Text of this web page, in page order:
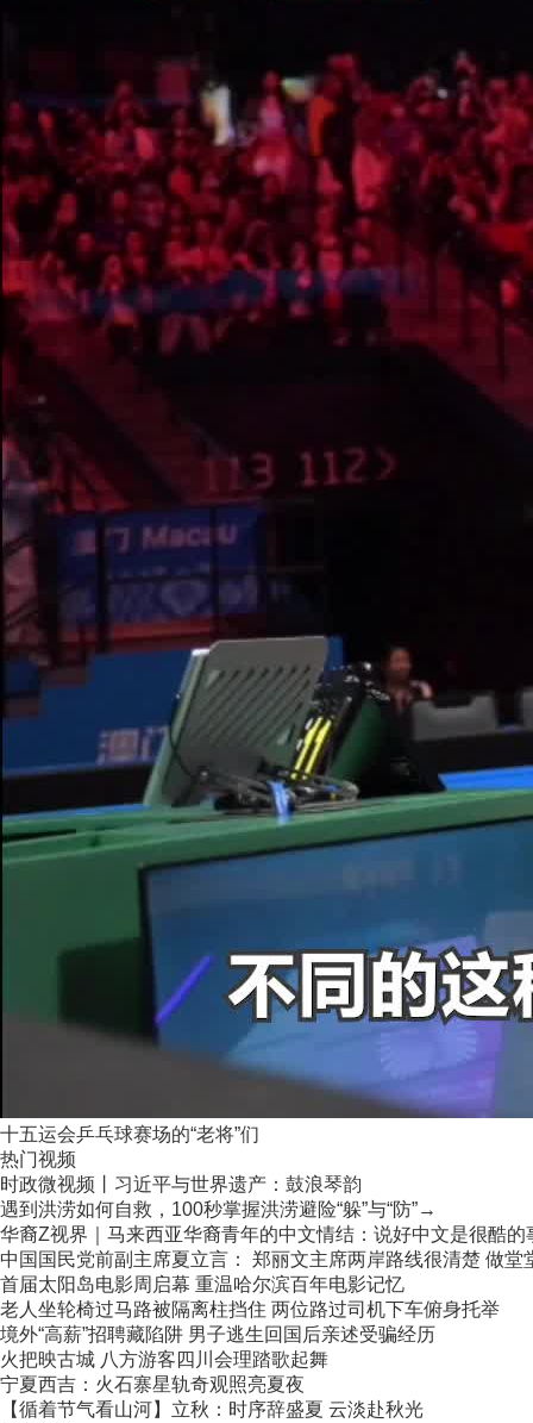
十五运会乒乓球赛场的“老将”们
热门视频
时政微视频丨习近平与世界遗产：鼓浪琴韵
遇到洪涝如何自救，100秒掌握洪涝避险“躲”与“防”→
华裔Z视界｜马来西亚华裔青年的中文情结：说好中文是很酷的
中国国民党前副主席夏立言： 郑丽文主席两岸路线很清楚 做堂
首届太阳岛电影周启幕 重温哈尔滨百年电影记忆
老人坐轮椅过马路被隔离柱挡住 两位路过司机下车俯身托举
境外“高薪”招聘藏陷阱 男子逃生回国后亲述受骗经历
火把映古城 八方游客四川会理踏歌起舞
宁夏西吉：火石寨星轨奇观照亮夏夜
【循着节气看山河】立秋：时序辞盛夏 云淡赴秋光